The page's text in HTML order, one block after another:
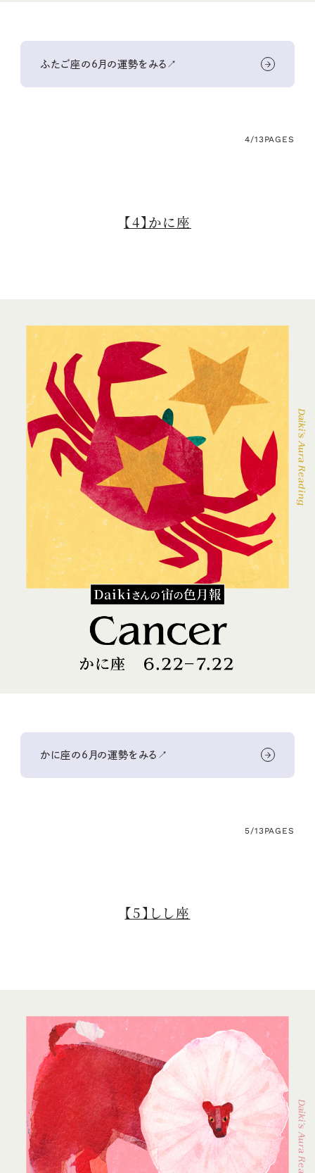
ふたご座の6月の運勢をみる↗
4/13PAGES
【4】かに座
かに座の6月の運勢をみる↗
5/13PAGES
【5】しし座